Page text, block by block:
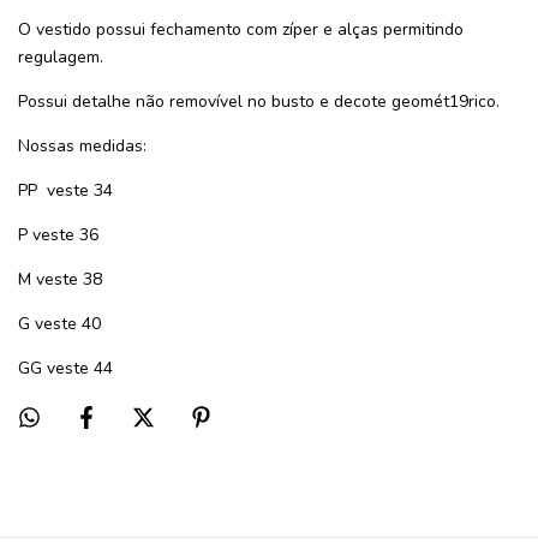
O vestido possui fechamento com zíper e alças permitindo
regulagem.
Possui detalhe não removível no busto e decote geomét19rico.
Nossas medidas:
PP veste 34
P veste 36
M veste 38
G veste 40
GG veste 44